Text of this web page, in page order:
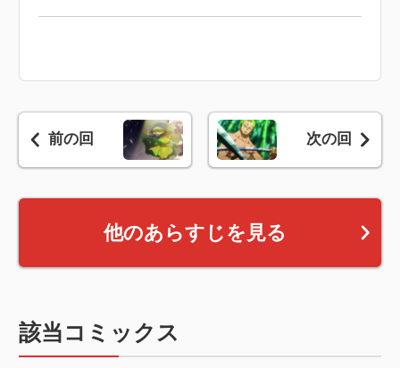
前の回 次の回
他のあらすじを見る
該当コミックス